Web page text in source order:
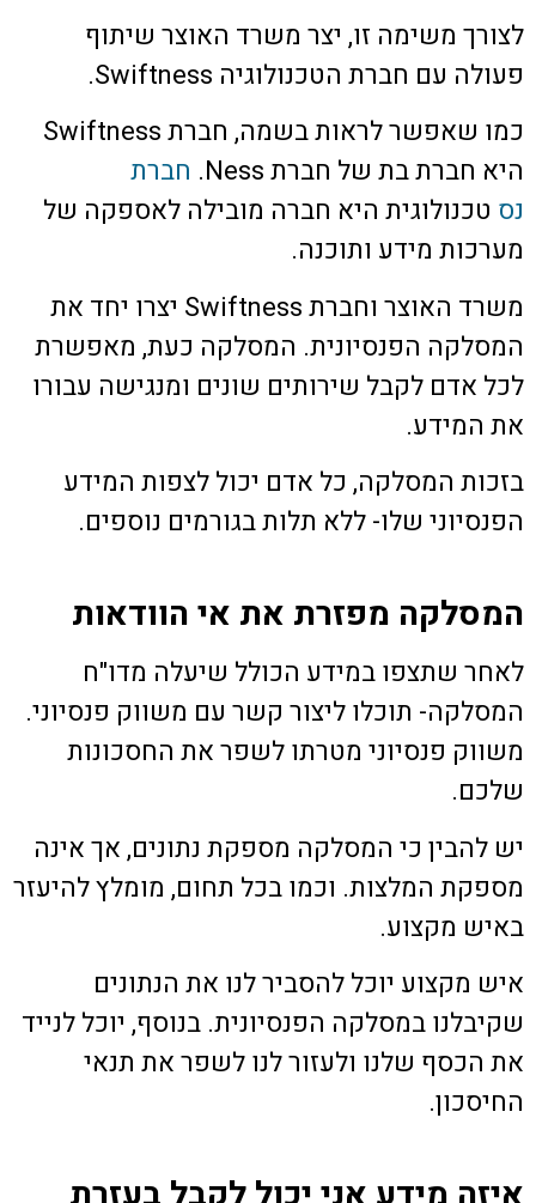
לצורך משימה זו, יצר משרד האוצר שיתוף
פעולה עם חברת הטכנולוגיה Swiftness.
כמו שאפשר לראות בשמה, חברת Swiftness
היא חברת בת של חברת Ness.
חברת
נס טכנולוגית היא חברה מובילה לאספקה של
מערכות מידע ותוכנה.
משרד האוצר וחברת Swiftness יצרו יחד את
המסלקה הפנסיונית. המסלקה כעת, מאפשרת
לכל אדם לקבל שירותים שונים ומנגישה עבורו
את המידע.
בזכות המסלקה, כל אדם יכול לצפות המידע
הפנסיוני שלו- ללא תלות בגורמים נוספים.
המסלקה מפזרת את אי הוודאות
לאחר שתצפו במידע הכולל שיעלה מדו"ח
המסלקה- תוכלו ליצור קשר עם משווק פנסיוני.
משווק פנסיוני מטרתו לשפר את החסכונות
שלכם.
יש להבין כי המסלקה מספקת נתונים, אך אינה
מספקת המלצות. וכמו בכל תחום, מומלץ להיעזר
באיש מקצוע.
איש מקצוע יוכל להסביר לנו את הנתונים
שקיבלנו במסלקה הפנסיונית. בנוסף, יוכל לנייד
את הכסף שלנו ולעזור לנו לשפר את תנאי
החיסכון.